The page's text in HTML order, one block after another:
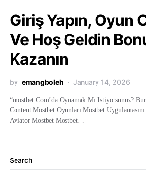
Giriş Yapın, Oyun
Ve Hoş Geldin
Kazanın
by emangboleh January 14, 2026
“mostbet Com’da Oynamak Mı Istiyorsunuz?
Content Mostbet Oyunları Mostbet
Aviator Mostbet Mostbet…
Search